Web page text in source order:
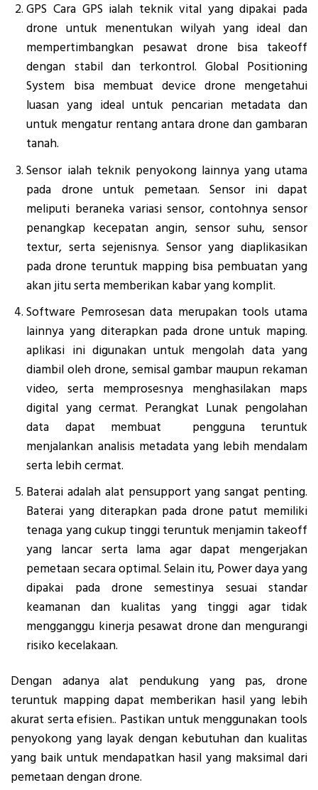
GPS Cara GPS ialah teknik vital yang dipakai pada
drone untuk menentukan wilyah yang ideal dan
mempertimbangkan pesawat drone bisa takeoff
dengan stabil dan terkontrol. Global Positioning
System bisa membuat device drone mengetahui
luasan yang ideal untuk pencarian metadata dan
untuk mengatur rentang antara drone dan gambaran
tanah.
Sensor ialah teknik penyokong lainnya yang utama
pada drone untuk pemetaan. Sensor ini dapat
meliputi beraneka variasi sensor, contohnya sensor
penangkap kecepatan angin, sensor suhu, sensor
textur, serta sejenisnya. Sensor yang diaplikasikan
pada drone teruntuk mapping bisa pembuatan yang
akan jitu serta memberikan kabar yang komplit.
Software Pemrosesan data merupakan tools utama
lainnya yang diterapkan pada drone untuk maping.
aplikasi ini digunakan untuk mengolah data yang
diambil oleh drone, semisal gambar maupun rekaman
video, serta memprosesnya menghasilakan maps
digital yang cermat. Perangkat Lunak pengolahan
data dapat membuat pengguna teruntuk
menjalankan analisis metadata yang lebih mendalam
serta lebih cermat.
Baterai adalah alat pensupport yang sangat penting.
Baterai yang diterapkan pada drone patut memiliki
tenaga yang cukup tinggi teruntuk menjamin takeoff
yang lancar serta lama agar dapat mengerjakan
pemetaan secara optimal. Selain itu, Power daya yang
dipakai pada drone semestinya sesuai standar
keamanan dan kualitas yang tinggi agar tidak
mengganggu kinerja pesawat drone dan mengurangi
risiko kecelakaan.
Dengan adanya alat pendukung yang pas, drone
teruntuk mapping dapat memberikan hasil yang lebih
akurat serta efisien.. Pastikan untuk menggunakan tools
penyokong yang layak dengan kebutuhan dan kualitas
yang baik untuk mendapatkan hasil yang maksimal dari
pemetaan dengan drone.